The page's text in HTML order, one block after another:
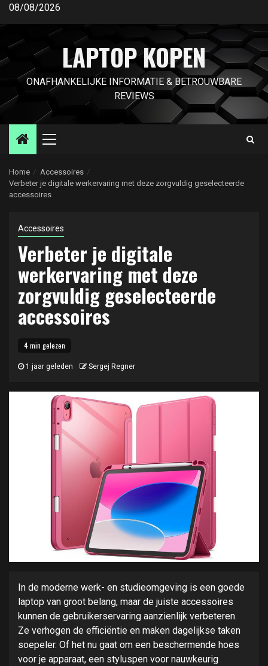
Ga
inhoud
08/08/2026
LAPTOP KOPEN
ONAFHANKELIJKE INFORMATIE & BETROUWBARE
REVIEWS
Primair
Home
Accessoires
Verbeter je digitale werkervaring met deze zorgvuldig geselecteerde
accessoires
Accessoires
Verbeter je digitale
werkervaring met deze
zorgvuldig geselecteerde
accessoires
4 min gelezen
1 jaar geleden Sergej Regner
In de moderne werk- en studieomgeving is een goede
laptop van groot belang, maar de juiste accessoires
kunnen de gebruikerservaring aanzienlijk verbeteren.
Ze verhogen de efficiëntie en maken dagelijkse taken
soepeler. Of het nu gaat om een beschermende hoes
voor je apparaat, een styluspen voor nauwkeurig